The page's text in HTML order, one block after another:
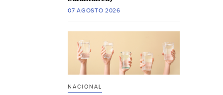
07 AGOSTO 2026
NACIONAL